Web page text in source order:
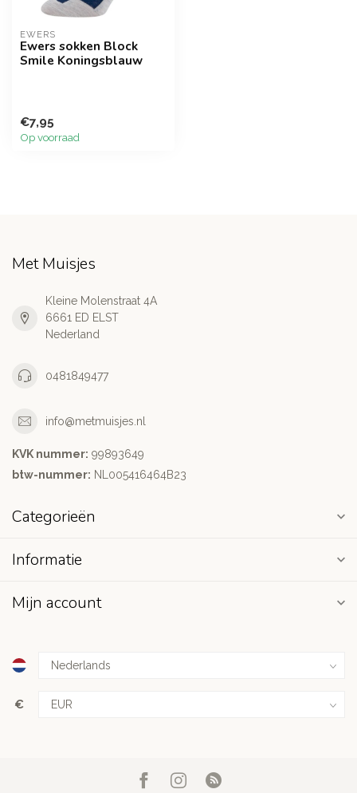
EWERS
Ewers sokken Block
Smile Koningsblauw
€7,95
Op voorraad
Met Muisjes
Kleine Molenstraat 4A
6661 ED ELST
Nederland
0481849477
info@metmuisjes.nl
KVK nummer: 99893649
btw-nummer: NL005416464B23
Categorieën
Informatie
Mijn account
€